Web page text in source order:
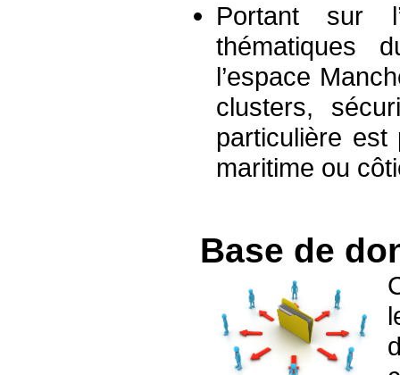
Portant sur
thématiques
l’espace
clusters,
particulière
maritime ou
Base de